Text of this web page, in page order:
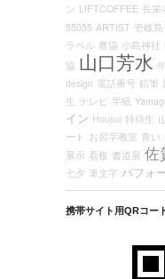
ン LIFTCOFFEE 長栄
55055 ARTIST 壱岐島
ラベル 農協 小島神社
協 山口芳水
design 電話番号 鉛筆
生
テレビ 半紙
イン Housui 特待生
ート お習字教室 青い
展示 看板 書道展 佐
七夕 筆文字 パフォ
携帯サイト用QRコー